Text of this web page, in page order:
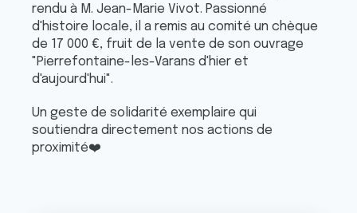
rendu à M. Jean-Marie Vivot. Passionné
d'histoire locale, il a remis au comité un chèque
de 17 000 €, fruit de la vente de son ouvrage
"Pierrefontaine-les-Varans d'hier et
d'aujourd'hui".
Un geste de solidarité exemplaire qui
soutiendra directement nos actions de
proximité❤️